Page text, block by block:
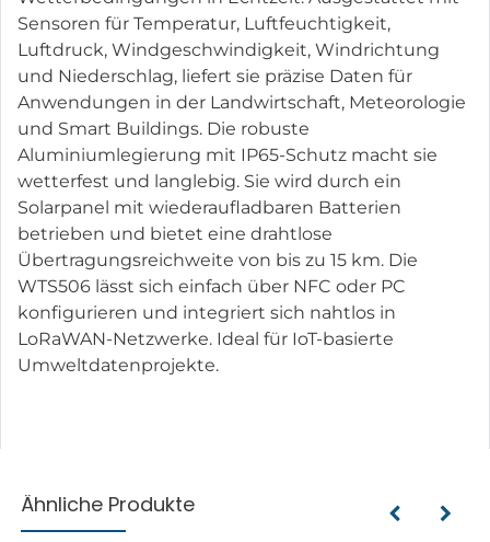
Sensoren für Temperatur, Luftfeuchtigkeit,
Luftdruck, Windgeschwindigkeit, Windrichtung
und Niederschlag, liefert sie präzise Daten für
Anwendungen in der Landwirtschaft, Meteorologie
und Smart Buildings. Die robuste
Aluminiumlegierung mit IP65-Schutz macht sie
wetterfest und langlebig. Sie wird durch ein
Solarpanel mit wiederaufladbaren Batterien
betrieben und bietet eine drahtlose
Übertragungsreichweite von bis zu 15 km. Die
WTS506 lässt sich einfach über NFC oder PC
konfigurieren und integriert sich nahtlos in
LoRaWAN-Netzwerke. Ideal für IoT-basierte
Umweltdatenprojekte.
Ähnliche Produkte